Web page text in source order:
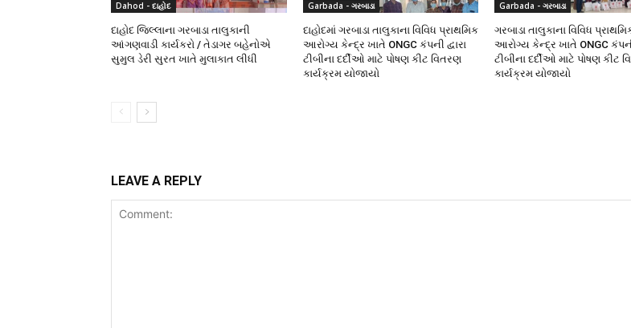
Dahod - દાહોદ
દાહોદ જિલ્લાના ગરબાડા તાલુકાની
આંગણવાડી કાર્યકરો / તેડાગર બહેનોએ
સુમુલ ડેરી સુરત ખાતે મુલાકાત લીધી
Garbada - ગરબાડા
દાહોદમાં ગરબાડા તાલુકાના વિવિધ પ્રાથમિક
આરોગ્ય કેન્દ્ર ખાતે ONGC કંપની દ્વારા
ટીબીના દર્દીઓ માટે પોષણ કીટ વિતરણ
કાર્યક્રમ યોજાયો
Garbada - ગરબાડા
ગરબાડા તાલુકાના વિવિધ
આરોગ્ય કેન્દ્ર ખાતે ONGC કંપની
ટીબીના દર્દીઓ માટે પોષણ કીટ
કાર્યક્રમ યોજાયો
LEAVE A REPLY